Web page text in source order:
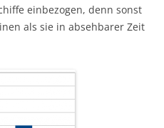
einbezogen, denn sonst
als sie in absehbarer Zeit